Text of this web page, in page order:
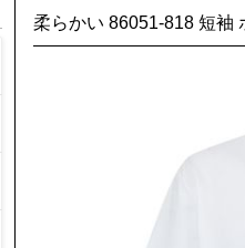
📢 当店は正真正銘のn級ス
新作入荷！ルイ・ヴィ
柔らかい 86051-818 短袖